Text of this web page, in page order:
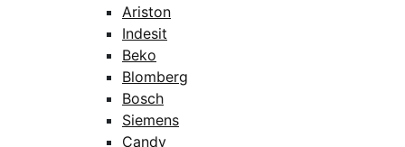
Ariston
Indesit
Beko
Blomberg
Bosch
Siemens
Candy